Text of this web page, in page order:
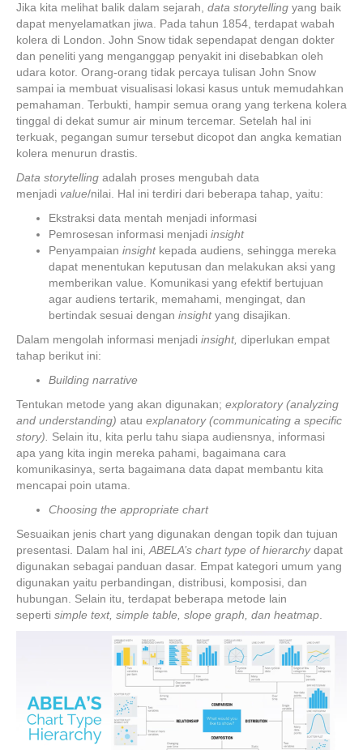
Jika kita melihat balik dalam sejarah, data storytelling yang baik
dapat menyelamatkan jiwa. Pada tahun 1854, terdapat wabah
kolera di London. John Snow tidak sependapat dengan dokter
dan peneliti yang menganggap penyakit ini disebabkan oleh
udara kotor. Orang-orang tidak percaya tulisan John Snow
sampai ia membuat visualisasi lokasi kasus untuk memudahkan
pemahaman. Terbukti, hampir semua orang yang terkena kolera
tinggal di dekat sumur air minum tercemar. Setelah hal ini
terkuak, pegangan sumur tersebut dicopot dan angka kematian
kolera menurun drastis.
Data storytelling adalah proses mengubah data
menjadi value/nilai. Hal ini terdiri dari beberapa tahap, yaitu:
Ekstraksi data mentah menjadi informasi
Pemrosesan informasi menjadi insight
Penyampaian insightkepada audiens, sehingga mereka
dapat menentukan keputusan dan melakukan aksi yang
memberikan value. Komunikasi yang efektif bertujuan
agar audiens tertarik, memahami, mengingat, dan
bertindak sesuai dengan insightyang disajikan.
Dalam mengolah informasi menjadi insight, diperlukan empat
tahap berikut ini:
Building narrative
Tentukan metode yang akan digunakan; exploratory (analyzing
and understanding) atau explanatory (communicating a specific
story). Selain itu, kita perlu tahu siapa audiensnya, informasi
apa yang kita ingin mereka pahami, bagaimana cara
komunikasinya, serta bagaimana data dapat membantu kita
mencapai poin utama.
Choosing the appropriate chart
Sesuaikan jenis chart yang digunakan dengan topik dan tujuan
presentasi. Dalam hal ini, ABELA’s chart type of hierarchydapat
digunakan sebagai panduan dasar. Empat kategori umum yang
digunakan yaitu perbandingan, distribusi, komposisi, dan
hubungan. Selain itu, terdapat beberapa metode lain
seperti simple text, simple table, slope graph, dan heatmap